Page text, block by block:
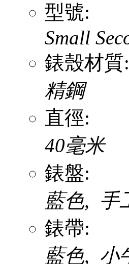
型號:
Small
錶殼材質:
精鋼
直徑:
40毫米
錶盤:
藍色, 手
錶帶:
藍色, 小